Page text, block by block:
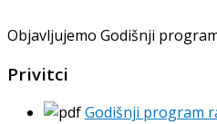
Objavljujemo Godišnji
Privitci
Godišnji program